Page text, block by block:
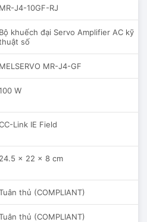
MR-J4-10GF-RJ
Bộ khuếch đại Servo Amplifier AC kỹ
số
MELSERVO MR-J4-GF
W
Link IE Field
24.5 x 22 x 8 cm
thủ (COMPLIANT)
thủ (COMPLIANT)